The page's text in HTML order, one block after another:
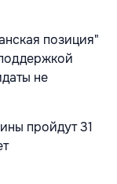
позиция"
не
пройдут 31